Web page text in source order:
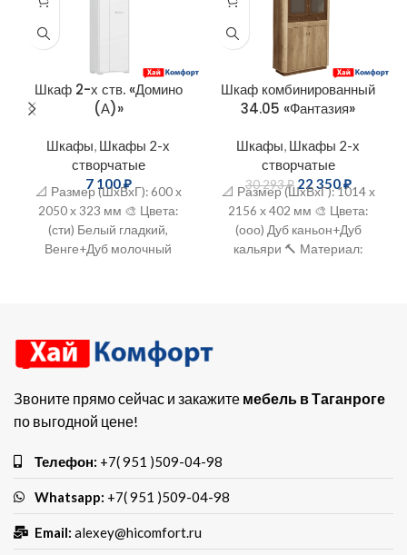
Шкаф 2-х ств. «Домино
(А)»
Шкафы, Шкафы 2-х
створчатые
7 100₽
📐 Размер (ШxВхГ): 600 х
2050 х 323 мм 🎨 Цвета:
(сти) Белый гладкий,
Венге+Дуб молочный
Шкаф комбинированный
34.05 «Фантазия»
Шкафы, Шкафы 2-х
створчатые
30 293₽22 350₽
📐 Размер (ШxВхГ): 1014 х
2156 х 402 мм 🎨 Цвета:
(ооо) Дуб каньон+Дуб
кальяри 🔨 Материал:
Звоните прямо сейчас и закажите мебель в Таганроге
по выгодной цене!
Телефон: +7( 951 )509-04-98
Whatsapp: +7( 951 )509-04-98
Email: alexey@hicomfort.ru